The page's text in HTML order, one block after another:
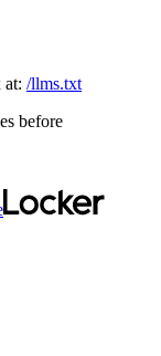
at: /llms.txt
before